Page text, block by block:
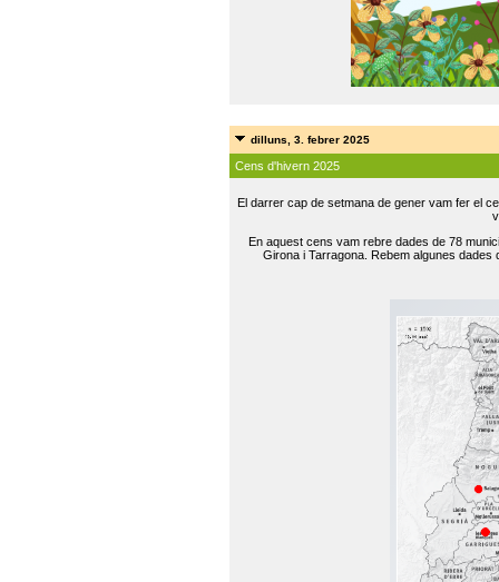
dilluns, 3. febrer 2025
Cens d'hivern 2025
El darrer cap de setmana de gener vam fer el
En aquest cens vam rebre dades de 78
Girona i Tarragona. Rebem algunes